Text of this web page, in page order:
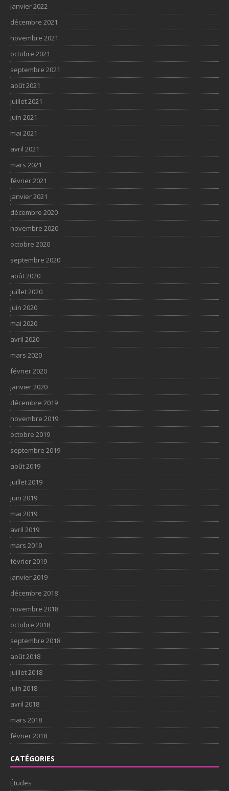
janvier 2022
décembre 2021
novembre 2021
octobre 2021
septembre 2021
août 2021
juillet 2021
juin 2021
mai 2021
avril 2021
mars 2021
février 2021
janvier 2021
décembre 2020
novembre 2020
octobre 2020
septembre 2020
août 2020
juillet 2020
juin 2020
mai 2020
avril 2020
mars 2020
février 2020
janvier 2020
décembre 2019
novembre 2019
octobre 2019
septembre 2019
août 2019
juillet 2019
juin 2019
mai 2019
avril 2019
mars 2019
février 2019
janvier 2019
décembre 2018
novembre 2018
octobre 2018
septembre 2018
août 2018
juillet 2018
juin 2018
avril 2018
mars 2018
février 2018
CATÉGORIES
Études